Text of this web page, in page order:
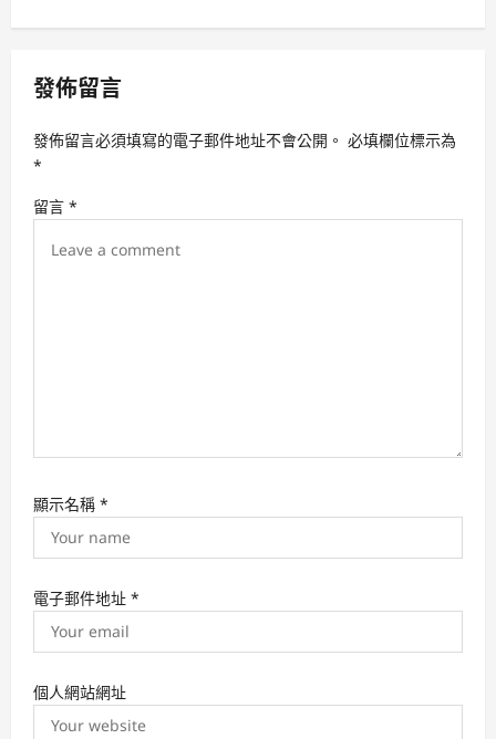
v
g
t
發佈留言
發佈留言必須填寫的電子郵件地址不會公開。 必填欄位標示為
*
留言 *
顯示名稱 *
電子郵件地址 *
個人網站網址